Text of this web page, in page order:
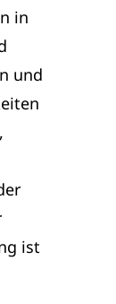
in
und
ist